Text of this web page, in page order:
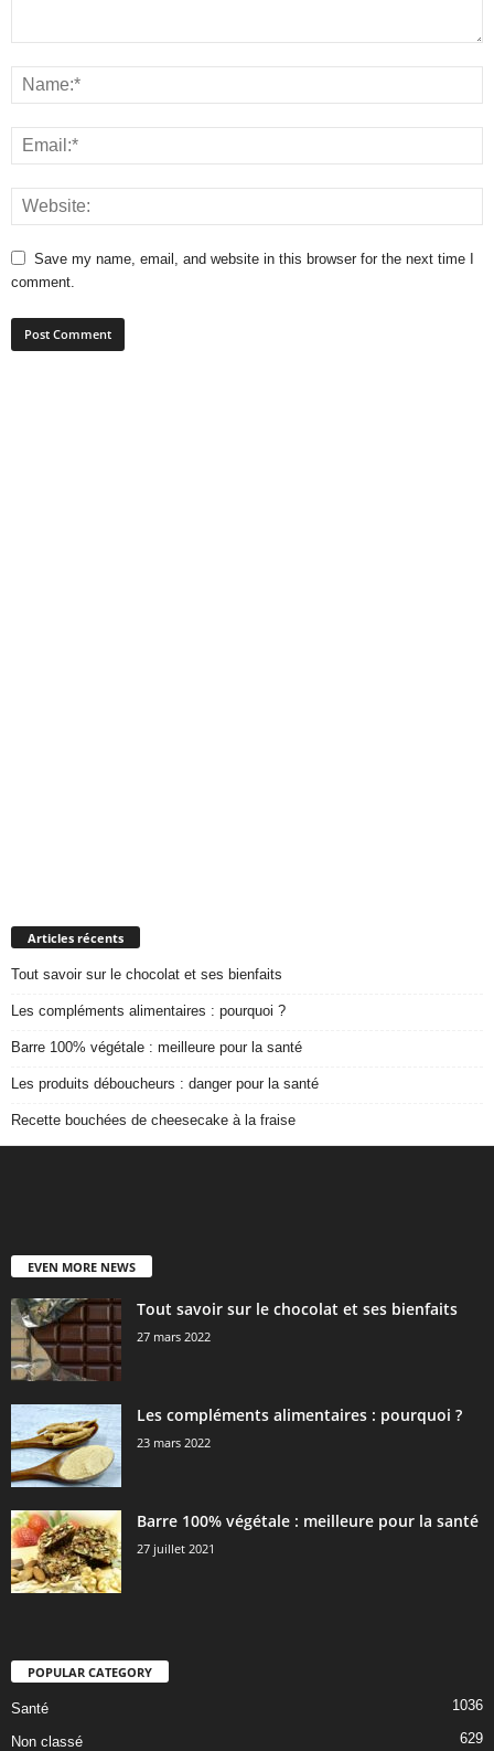
Save my name, email, and website in this browser for the next time I
comment.
Articles récents
Tout savoir sur le chocolat et ses bienfaits
Les compléments alimentaires : pourquoi ?
Barre 100% végétale : meilleure pour la santé
Les produits déboucheurs : danger pour la santé
Recette bouchées de cheesecake à la fraise
EVEN MORE NEWS
Tout savoir sur le chocolat et ses bienfaits
27 mars 2022
Les compléments alimentaires : pourquoi ?
23 mars 2022
Barre 100% végétale : meilleure pour la santé
27 juillet 2021
POPULAR CATEGORY
Santé 1036
Non classé 629